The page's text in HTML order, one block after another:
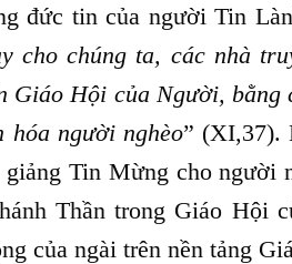
đức tin của người Tin
cho chúng ta, các nhà
Giáo Hội của Người, bằng
hóa người nghèo” (XI,37).
Tin Mừng cho người
Thần trong Giáo Hội
của ngài trên nền tảng